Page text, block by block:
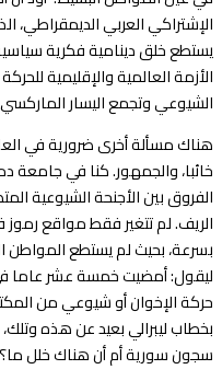
الإشتراكي العربي الديمقراطي،
يستطع خلق دينامية فكرية
الأزمة العالمية والإقليمية
الشيوعي وتجمع اليسار الماركسي
هناك مسألة أخرى ضرورية في
خائبا، والجمهور. كنا في
الفروق بين الأجنحة الشيوعية
الريف. لم تتغير فقط مواقع رموز
بسرعة، بحيث لم يستطع
ليقول: أمضيت خمسة عشر عاما
حركة الإخوان أو شيوعي من
بخطاب ليبرالي بعيد عن هذه
سجون سورية أم أن هناك خلل ما؟